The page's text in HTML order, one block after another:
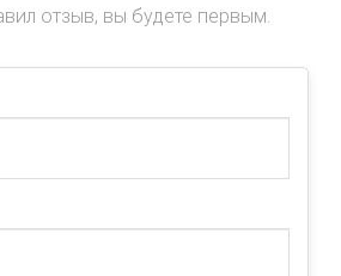
отзыв, вы будете первым.